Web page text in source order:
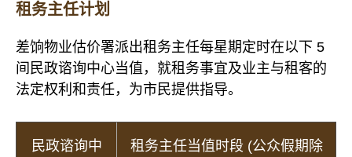
租务主任计划
差饷物业估价署派出租务主任每星期定时在以下 5
间民政谘询中心当值，就租务事宜及业主与租客的
法定权利和责任，为市民提供指导。
民政谘询中
租务主任当值时段 (公众假期除